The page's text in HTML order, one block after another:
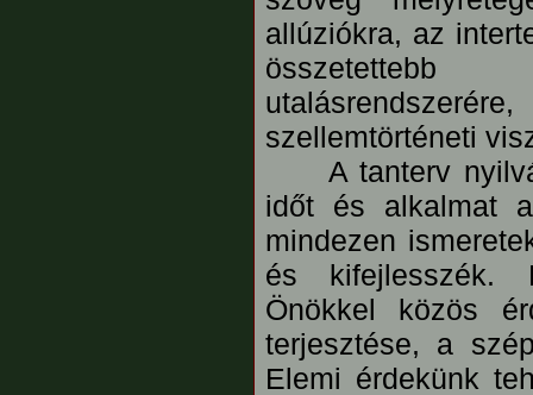
allúziókra, az
szellemtörténeti
A tanterv
időt és alkalmat
mindezen
és kifejlesszék.
Önökkel közös
terjesztése, a
Elemi érdekünk